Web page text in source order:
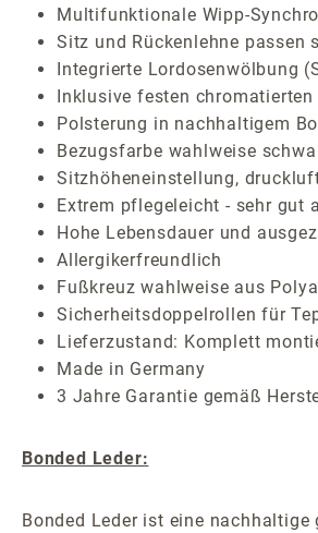
Multifunktionale Wipp-
Sitz und Rückenlehne passen
Integrierte Lordosenwölbung
Inklusive festen
Polsterung in nachhaltigem
Bezugsfarbe wahlweise
Sitzhöheneinstellung,
Extrem pflegeleicht - sehr gut
Hohe Lebensdauer und
Allergikerfreundlich
Fußkreuz wahlweise aus
Sicherheitsdoppelrollen für
Lieferzustand: Komplett
Made in Germany
3 Jahre Garantie gemäß
Bonded Leder:
Bonded Leder ist eine